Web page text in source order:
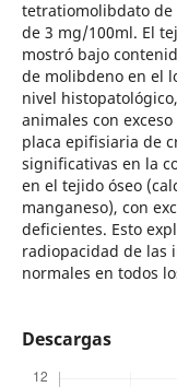
tetratiomolibdato de
de 3 mg/100ml. El
mostró bajo
de molibdeno en el
nivel
animales con
placa epifisiaria de
significativas en la
en el tejido óseo
manganeso), con
deficientes. Esto
radiopacidad de las
normales en todos
Descargas